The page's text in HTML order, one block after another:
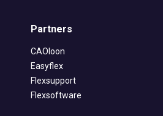
Partners
CAOloon
Easyflex
Flexsupport
Flexsoftware